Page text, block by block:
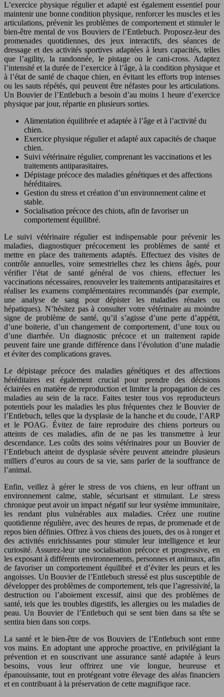
L’exercice physique régulier et adapté est également essentiel pour
maintenir une bonne condition physique, renforcer les muscles et les
articulations, prévenir les problèmes de comportement et stimuler le
bien-être mental de vos Bouviers de l’Entlebuch. Proposez-leur des
promenades quotidiennes, des jeux interactifs, des séances de
dressage et des activités sportives adaptées à leurs capacités, telles
que l’agility, la randonnée, le pistage ou le cani-cross. Adaptez
l’intensité et la durée de l’exercice à l’âge, à la condition physique et
à l’état de santé de chaque chien, en évitant les efforts trop intenses
ou les sauts répétés, qui peuvent être néfastes pour les articulations.
Un Bouvier de l’Entlebuch a besoin d’au moins 1 heure d’exercice
physique par jour, répartie en plusieurs sorties.
Alimentation équilibrée et adaptée à l’âge et à l’activité du
chien.
Exercice physique régulier et adapté aux capacités de chaque
chien.
Suivi vétérinaire régulier, comprenant les vaccinations et les
traitements antiparasitaires.
Dépistage précoce des maladies génétiques et des affections
héréditaires.
Gestion du stress et création d’un environnement calme et
stable.
Socialisation précoce des chiots, afin de favoriser un
comportement équilibré.
Le suivi vétérinaire régulier est indispensable pour prévenir les
maladies, diagnostiquer précocement les problèmes de santé et
mettre en place des traitements adaptés. Effectuez des visites de
contrôle annuelles, voire semestrielles chez les chiens âgés, pour
vérifier l’état de santé général de vos chiens, effectuer les
vaccinations nécessaires, renouveler les traitements antiparasitaires et
réaliser les examens complémentaires recommandés (par exemple,
une analyse de sang pour dépister les maladies rénales ou
hépatiques). N’hésitez pas à consulter votre vétérinaire au moindre
signe de problème de santé, qu’il s’agisse d’une perte d’appétit,
d’une boiterie, d’un changement de comportement, d’une toux ou
d’une diarrhée. Un diagnostic précoce et un traitement rapide
peuvent faire une grande différence dans l’évolution d’une maladie
et éviter des complications graves.
Le dépistage précoce des maladies génétiques et des affections
héréditaires est également crucial pour prendre des décisions
éclairées en matière de reproduction et limiter la propagation de ces
maladies au sein de la race. Faites tester tous vos reproducteurs
potentiels pour les maladies les plus fréquentes chez le Bouvier de
l’Entlebuch, telles que la dysplasie de la hanche et du coude, l’ARP
et le POAG. Évitez de faire reproduire des chiens porteurs ou
atteints de ces maladies, afin de ne pas les transmettre à leur
descendance. Les coûts des soins vétérinaires pour un Bouvier de
l’Entlebuch atteint de dysplasie sévère peuvent atteindre plusieurs
milliers d’euros au cours de sa vie, sans parler de la souffrance de
l’animal.
Enfin, veillez à gérer le stress de vos chiens, en leur offrant un
environnement calme, stable, sécurisant et stimulant. Le stress
chronique peut avoir un impact négatif sur leur système immunitaire,
les rendant plus vulnérables aux maladies. Créez une routine
quotidienne régulière, avec des heures de repas, de promenade et de
repos bien définies. Offrez à vos chiens des jouets, des os à ronger et
des activités enrichissantes pour stimuler leur intelligence et leur
curiosité. Assurez-leur une socialisation précoce et progressive, en
les exposant à différents environnements, personnes et animaux, afin
de favoriser un comportement équilibré et d’éviter les peurs et les
angoisses. Un Bouvier de l’Entlebuch stressé est plus susceptible de
développer des problèmes de comportement, tels que l’agressivité, la
destruction ou l’aboiement excessif, ainsi que des problèmes de
santé, tels que les troubles digestifs, les allergies ou les maladies de
peau. Un Bouvier de l’Entlebuch qui se sent bien dans sa tête se
sentira bien dans son corps.
La santé et le bien-être de vos Bouviers de l’Entlebuch sont entre
vos mains. En adoptant une approche proactive, en privilégiant la
prévention et en souscrivant une assurance santé adaptée à leurs
besoins, vous leur offrirez une vie longue, heureuse et
épanouissante, tout en protégeant votre élevage des aléas financiers
et en contribuant à la préservation de cette magnifique race.